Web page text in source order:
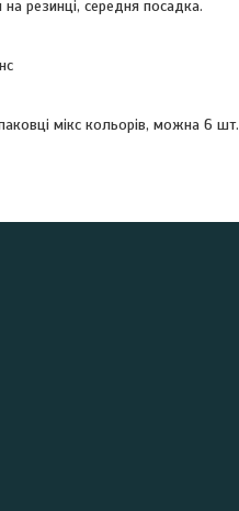
на резинці, середня посадка.
мікс кольорів, можна 6 шт.